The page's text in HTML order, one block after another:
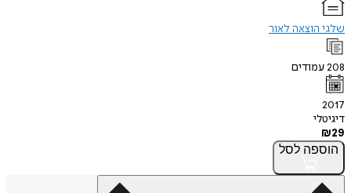
שלגי הוצאה לאור
208עמודים
2017
דיגיטלי
₪29
הוספה לסל